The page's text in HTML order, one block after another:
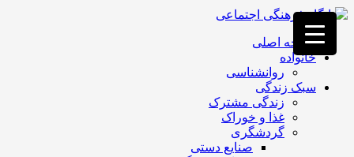
فصد
خون
غرب
تهران
خشکشویی
تصفیه
صفحه اصلی
خانواده
روانشناسی
سبک زندگی
زندگی مشترک
غذا و خوراک
گردشگری
صنایع دستی